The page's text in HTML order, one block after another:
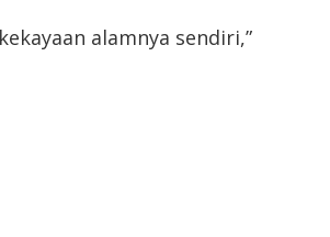
alamnya sendiri,”